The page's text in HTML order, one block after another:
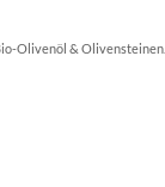
Olivenöl & Olivensteinen.